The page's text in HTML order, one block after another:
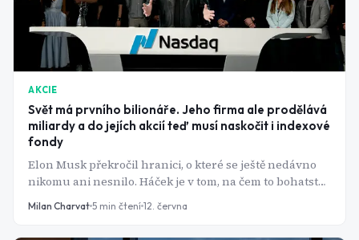
AKCIE
Svět má prvního bilionáře. Jeho firma ale prodělává
miliardy a do jejích akcií teď musí naskočit i indexové
fondy
Elon Musk překročil hranici, o které se ještě nedávno
nikomu ani nesnilo. Háček je v tom, na čem to bohatství
stojí: na firmě, která loni prodělala skoro pět miliard
Milan Charvat 5 min čtení 12. června